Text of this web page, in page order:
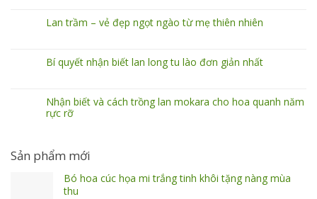
Lan trầm – vẻ đẹp ngọt ngào từ mẹ thiên nhiên
Bí quyết nhận biết lan long tu lào đơn giản nhất
Nhận biết và cách trồng lan mokara cho hoa quanh năm
rực rỡ
Sản phẩm mới
Bó hoa cúc họa mi trắng tinh khôi tặng nàng mùa
thu